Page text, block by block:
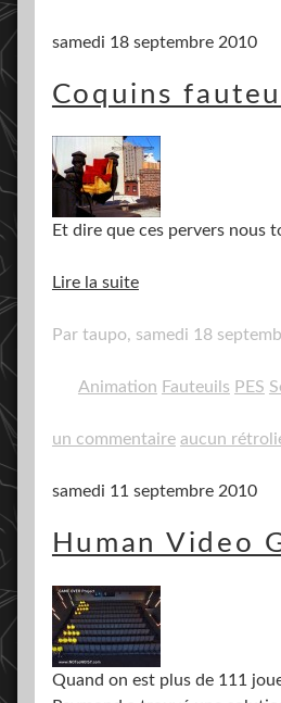
samedi 18 septembre 2010
Coquins
Et dire que ces pervers
Lire la suite
Par taupo, samedi 18
Animation Fauteuils PES
un commentaire aucun
samedi 11 septembre 2010
Human Video
Quand on est plus de 111